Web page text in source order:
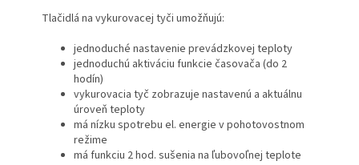
Tlačidlá na vykurovacej tyči umožňujú:
jednoduché nastavenie prevádzkovej teploty
jednoduchú aktiváciu funkcie časovača (do 2
hodín)
vykurovacia tyč zobrazuje nastavenú a aktuálnu
úroveň teploty
má nízku spotrebu el. energie v pohotovostnom
režime
má funkciu 2 hod. sušenia na ľubovoľnej teplote